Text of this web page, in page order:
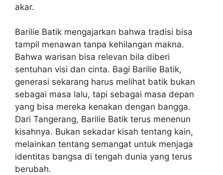
akar.
Barilie Batik mengajarkan bahwa tradisi bisa
tampil menawan tanpa kehilangan makna.
Bahwa warisan bisa relevan bila diberi
sentuhan visi dan cinta. Bagi Barilie Batik,
generasi sekarang harus melihat batik bukan
sebagai masa lalu, tapi sebagai masa depan
yang bisa mereka kenakan dengan bangga.
Dari Tangerang, Barilie Batik terus menenun
kisahnya. Bukan sekadar kisah tentang kain,
melainkan tentang semangat untuk menjaga
identitas bangsa di tengah dunia yang terus
berubah.